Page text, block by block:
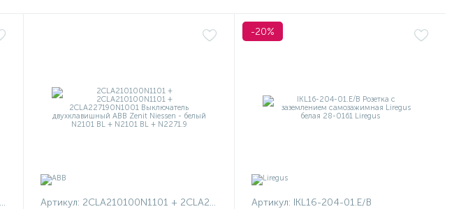
Артикул: 2CLA210100N1101 + 2CLA210100N1101 + 2CLA227190N1001
-20%
Артикул: IKL16-204-01.E/B